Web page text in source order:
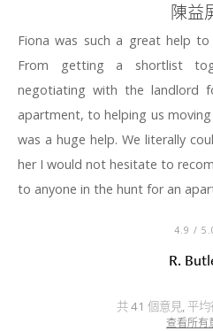
陳益
Fiona was such a great help
From getting a shortlist
negotiating with the landlord
apartment, to helping us
was a huge help. We literally
her I would not hesitate to
to anyone in the hunt for an
4.9 /
R.
共 41 個意見, 平
查看所有